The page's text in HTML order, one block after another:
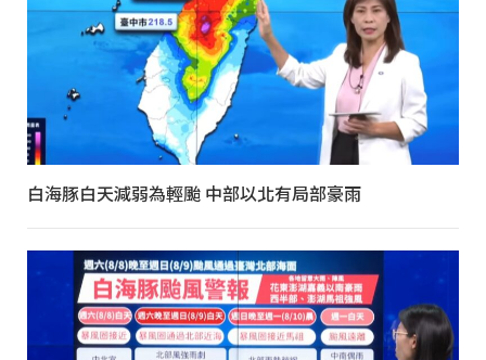
白海豚白天減弱為輕颱 中部以北有局部豪雨